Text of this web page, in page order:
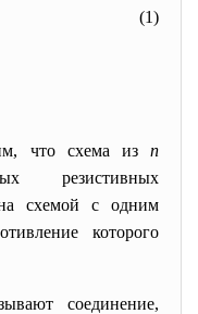
(1)
что схема из n
резистивных
схемой с одним
которого
соединение,